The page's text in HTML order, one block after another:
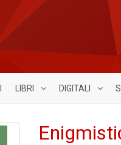
LIBRI DIGITALI